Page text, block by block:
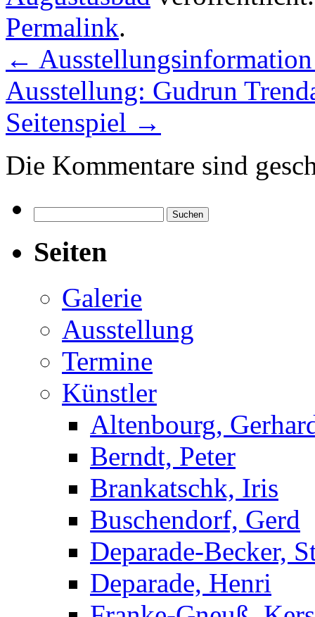
Permalink.
←
Ausstellung: Gudrun
Seitenspiel →
Die Kommentare sind
nach:
Seiten
Galerie
Ausstellung
Termine
Künstler
Altenbourg,
Berndt, Peter
Brankatschk, Iris
Buschendorf, Gerd
Deparade-Becker,
Deparade, Henri